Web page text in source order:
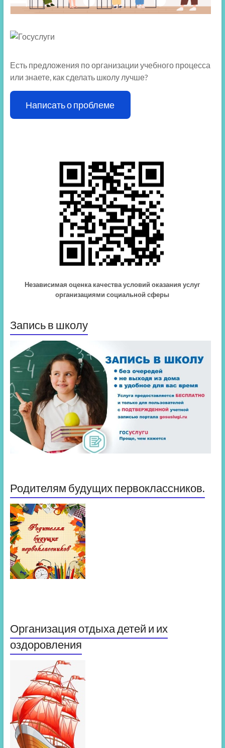
Есть предложения по организации учебного процесса
или знаете, как сделать школу лучше?
Написать о проблеме
Независимая оценка качества условий оказания услуг
организациями социальной сферы
Запись в школу
Родителям будущих первоклассников.
Организация отдыха детей и их
оздоровления